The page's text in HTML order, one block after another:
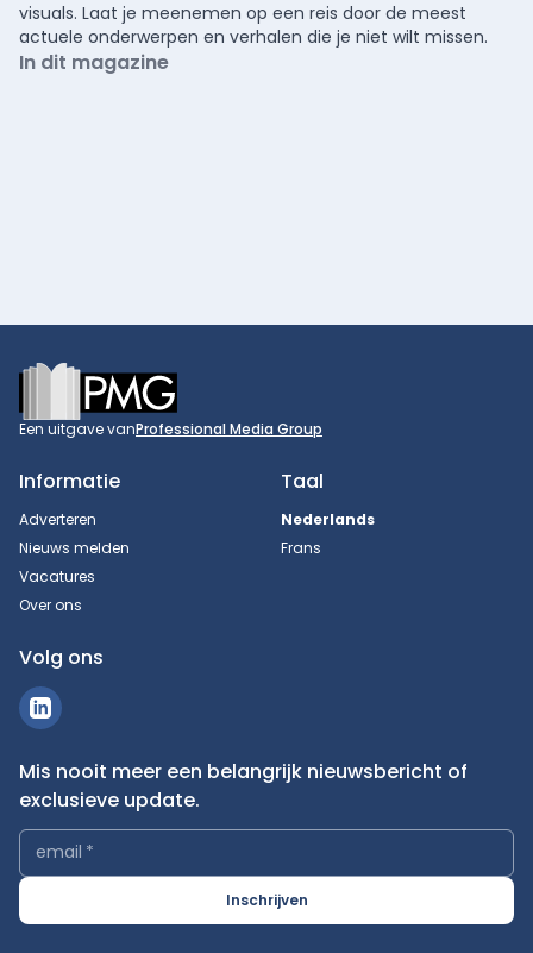
visuals. Laat je meenemen op een reis door de meest
actuele onderwerpen en verhalen die je niet wilt missen.
In dit magazine
Footer
Een uitgave vanProfessional Media Group
Informatie
Adverteren
Nieuws melden
Vacatures
Over ons
Taal
Nederlands
Frans
Volg ons
Mis nooit meer een belangrijk nieuwsbericht of
exclusieve update.
email *
Inschrijven